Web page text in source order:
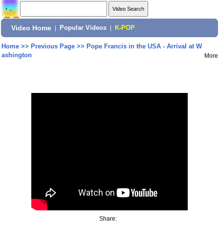
Video Home Popular Videos K-POP
Home>> Previous Page>> Pope Francis in the USA - Arrival at W
ashington
More
Share: